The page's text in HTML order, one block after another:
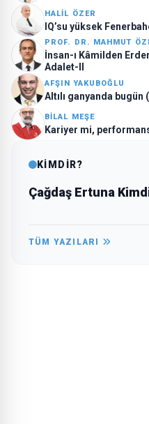
HALIL ÖZER
IQ’su yüksek
PROF. DR. MAHMUT
İnsan-ı Kâmilden
Adalet-II
AFŞIN YAKUBOĞLU
Altılı ganyanda bugün
BILAL MEŞE
Kariyer mi,
KİMDİR?
Çağdaş Ertuna
TÜM YAZILARI